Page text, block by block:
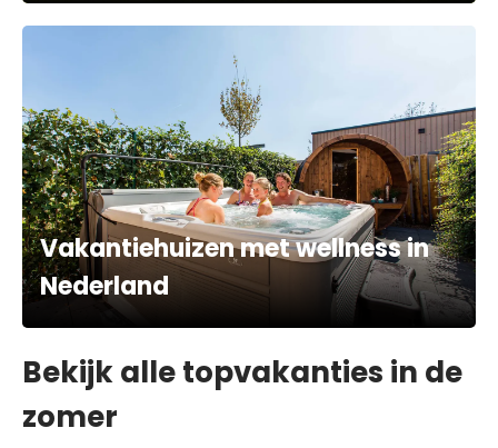
Vakantiehuizen met wellness in
Nederland
Bekijk alle topvakanties in de
zomer